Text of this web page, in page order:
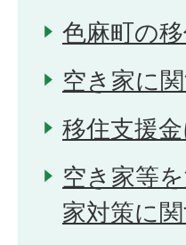
色麻町の
空き家に
移住支援
空き家等
家対策に